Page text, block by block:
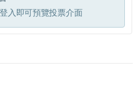
登入即可預覽投票介面